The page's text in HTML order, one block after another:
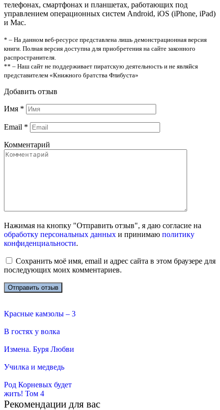
телефонах, смартфонах и планшетах, работающих под
управлением операционных систем Android, iOS (iPhone, iPad)
и Mac.
* – На данном веб-ресурсе представлена лишь демонстрационная версия
книги. Полная версия доступна для приобретения на сайте законного
распространителя.
** – Наш сайт не поддерживает пиратскую деятельность и не являйся
представителем «Книжного братства Флибуста»
Добавить отзыв
Имя *
Email *
Комментарий
Нажимая на кнопку "Отправить отзыв", я даю согласие на
обработку персональных данных и принимаю политику
конфиденциальности.
Сохранить моё имя, email и адрес сайта в этом браузере для
последующих моих комментариев.
Красные камзолы – 3
В гостях у волка
Измена. Буря Любви
Училка и медведь
Род Корневых будет
жить! Том 4
Рекомендации для вас